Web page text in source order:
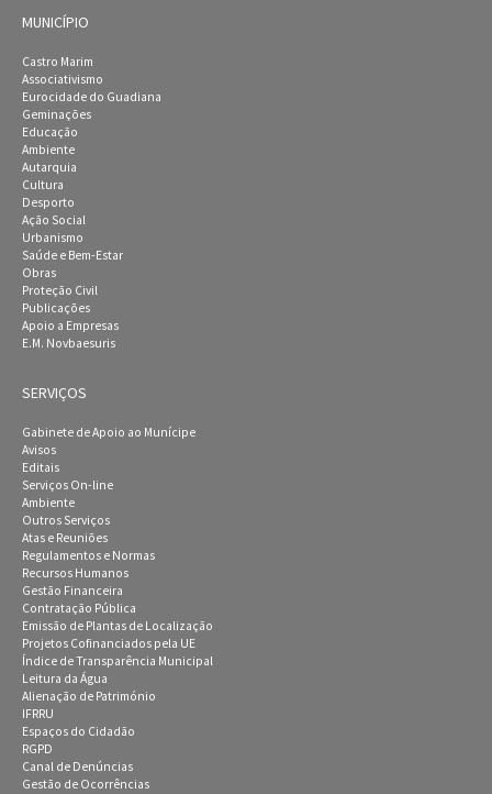
MUNICÍPIO
Castro Marim
Associativismo
Eurocidade do Guadiana
Geminações
Educação
Ambiente
Autarquia
Cultura
Desporto
Ação Social
Urbanismo
Saúde e Bem-Estar
Obras
Proteção Civil
Publicações
Apoio a Empresas
E.M. Novbaesuris
SERVIÇOS
Gabinete de Apoio ao Munícipe
Avisos
Editais
Serviços On-line
Ambiente
Outros Serviços
Atas e Reuniões
Regulamentos e Normas
Recursos Humanos
Gestão Financeira
Contratação Pública
Emissão de Plantas de Localização
Projetos Cofinanciados pela UE
Índice de Transparência Municipal
Leitura da Água
Alienação de Património
IFRRU
Espaços do Cidadão
RGPD
Canal de Denúncias
Gestão de Ocorrências